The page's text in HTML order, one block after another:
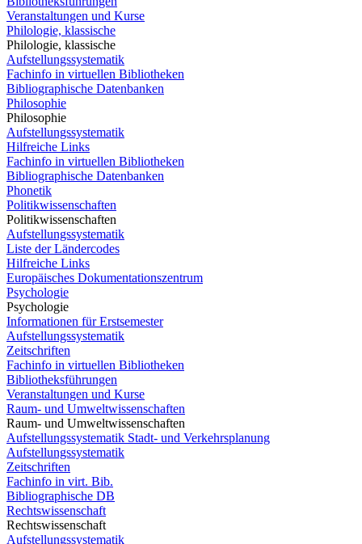
Veranstaltungen und Kurse
Philologie, klassische
Philologie, klassische
Aufstellungssystematik
Fachinfo in virtuellen Bibliotheken
Bibliographische Datenbanken
Philosophie
Philosophie
Aufstellungssystematik
Hilfreiche Links
Fachinfo in virtuellen Bibliotheken
Bibliographische Datenbanken
Phonetik
Politikwissenschaften
Politikwissenschaften
Aufstellungssystematik
Liste der Ländercodes
Hilfreiche Links
Europäisches Dokumentationszentrum
Psychologie
Psychologie
Informationen für Erstsemester
Aufstellungssystematik
Zeitschriften
Fachinfo in virtuellen Bibliotheken
Bibliotheksführungen
Veranstaltungen und Kurse
Raum- und Umweltwissenschaften
Raum- und Umweltwissenschaften
Aufstellungssystematik Stadt- und Verkehrsplanung
Aufstellungssystematik
Zeitschriften
Fachinfo in virt. Bib.
Bibliographische DB
Rechtswissenschaft
Rechtswissenschaft
Aufstellungssystematik